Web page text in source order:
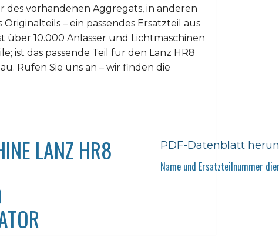
vorhandenen Aggregats, in anderen
– ein passendes Ersatzteil aus
über 10.000 Anlasser und Lichtmaschinen
ist das passende Teil für den Lanz HR8
Rufen Sie uns an – wir finden die
LANZ HR8 PDF-Datenblatt
Name und Ersatzteilnummer